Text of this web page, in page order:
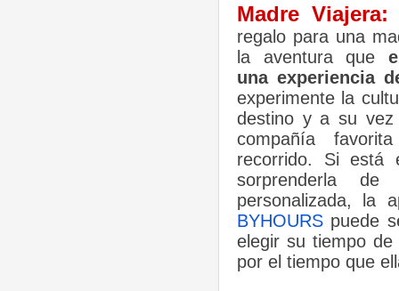
Madre
regalo para una
la aventura que
una experiencia
experimente la
destino y a su
compañía
recorrido. Si está
sorprenderla de
personalizada, la
BYHOURS puede
elegir su tiempo
por el tiempo que